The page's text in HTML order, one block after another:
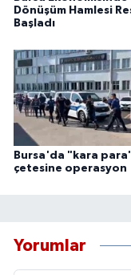
Dönüşüm Hamlesi
Başladı
Bursa'da "kara
çetesine operasyon
Yorumlar